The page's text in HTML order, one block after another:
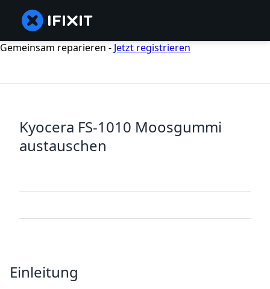
Gemeinsam reparieren - Jetzt registrieren
Kyocera FS-1010 Moosgummi
austauschen
Einleitung